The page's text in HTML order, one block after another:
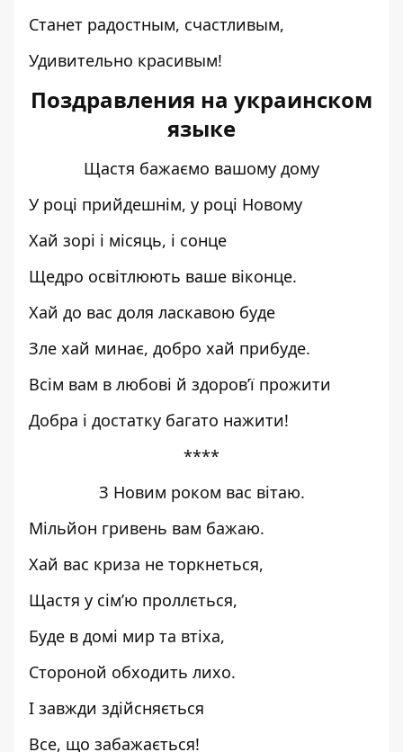
Станет радостным, счастливым,
Удивительно красивым!
Поздравления на украинском
языке
Щастя бажаємо вашому дому
У році прийдешнім, у році Новому
Хай зорі і місяць, і сонце
Щедро освітлюють ваше віконце.
Хай до вас доля ласкавою буде
Зле хай минає, добро хай прибуде.
Всім вам в любові й здоров’ї прожити
Добра і достатку багато нажити!
****
З Новим роком вас вітаю.
Мільйон гривень вам бажаю.
Хай вас криза не торкнеться,
Щастя у сім’ю проллється,
Буде в домі мир та втіха,
Стороной обходить лихо.
І завжди здійсняється
Все, що забажається!